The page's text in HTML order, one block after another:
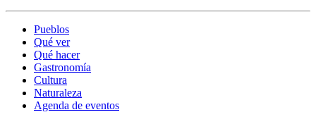
Pueblos
Qué ver
Qué hacer
Gastronomía
Cultura
Naturaleza
Agenda de eventos